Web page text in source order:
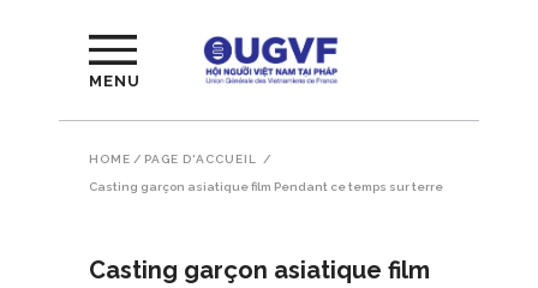
MENU
HOME / PAGE D'ACCUEIL /
Casting garçon asiatique film Pendant ce temps sur terre
Casting garçon asiatique film